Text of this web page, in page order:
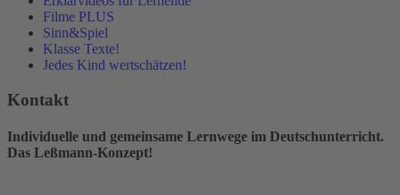
Filme PLUS
Sinn&Spiel
Klasse Texte!
Jedes Kind wertschätzen!
Kontakt
Individuelle und gemeinsame Lernwege im Deutschunterricht.
Das Leßmann-Konzept!